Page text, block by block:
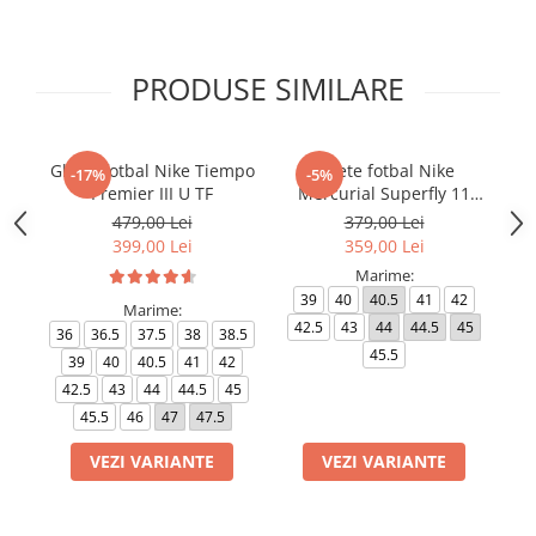
PRODUSE SIMILARE
-17%
Ghete fotbal Nike Tiempo
Premier III U TF
479,00 Lei
399,00 Lei
Marime:
36 36.5 37.5 38
38.5
39
40 40.5 41
42
42.5
43 44 44.5
45
45.5
46 47 47.5
VEZI VARIANTE
-5%
Ghete fotbal Nike
Mercurial Superfly 11
Club TF
379,00 Lei
359,00 Lei
Marime:
39 40 40.5 41
42
42.5
43 44 44.5
45
45.5
VEZI VARIANTE